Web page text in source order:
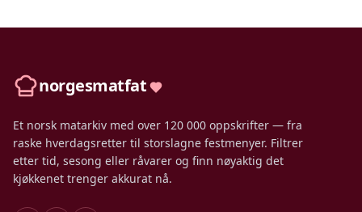
norgesmatfat
Et norsk matarkiv med over 120 000 oppskrifter — fra
raske hverdagsretter til storslagne festmenyer. Filtrer
etter tid, sesong eller råvarer og finn nøyaktig det
kjøkkenet trenger akkurat nå.